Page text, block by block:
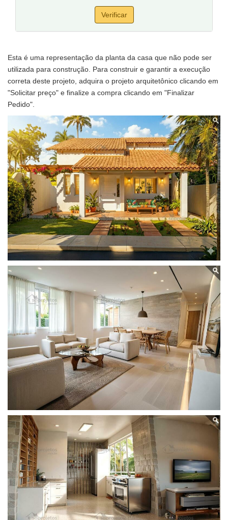
Verificar
Esta é uma representação da planta da casa que não pode ser
utilizada para construção. Para construir e garantir a execução
correta deste projeto, adquira o projeto arquitetônico clicando em
"Solicitar preço" e finalize a compra clicando em "Finalizar
Pedido".